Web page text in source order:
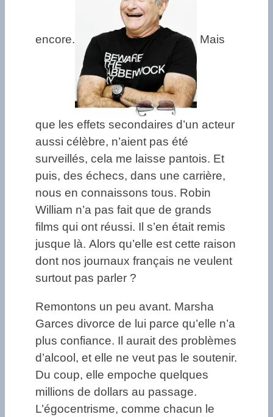
encore. Mais
que les effets secondaires d’un acteur
aussi célèbre, n’aient pas été
surveillés, cela me laisse pantois. Et
puis, des échecs, dans une carrière,
nous en connaissons tous. Robin
William n’a pas fait que de grands
films qui ont réussi. Il s’en était remis
jusque là. Alors qu’elle est cette raison
dont nos journaux français ne veulent
surtout pas parler ?
Remontons un peu avant. Marsha
Garces divorce de lui parce qu’elle n’a
plus confiance. Il aurait des problèmes
d’alcool, et elle ne veut pas le soutenir.
Du coup, elle empoche quelques
millions de dollars au passage.
L’égocentrisme, comme chacun le